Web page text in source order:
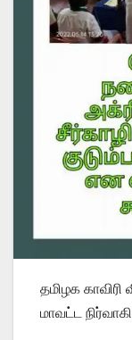
தமிழக
மாவட்ட